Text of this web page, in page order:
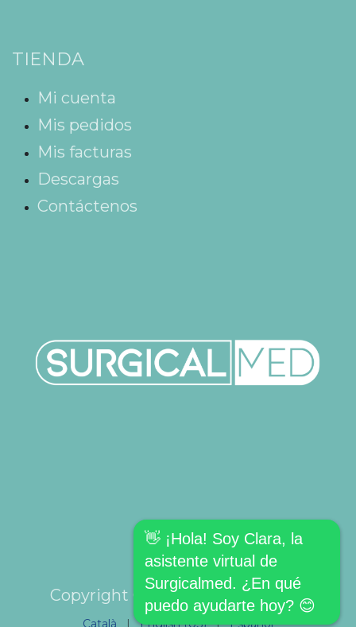
TIENDA
Mi cuenta
Mis pedidos
Mis facturas
Descargas
Contáctenos
Copyright © SURGICALMED SL.
Català English (US) | Español
👋 ¡Hola! Soy Clara, la
asistente virtual de
Surgicalmed. ¿En qué
puedo ayudarte hoy? 😊